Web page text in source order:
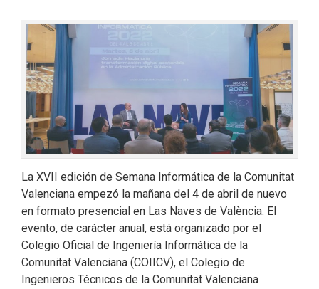
La XVII edición de Semana Informática de la Comunitat
Valenciana empezó la mañana del 4 de abril de nuevo
en formato presencial en Las Naves de València. El
evento, de carácter anual, está organizado por el
Colegio Oficial de Ingeniería Informática de la
Comunitat Valenciana (COIICV), el Colegio de
Ingenieros Técnicos de la Comunitat Valenciana